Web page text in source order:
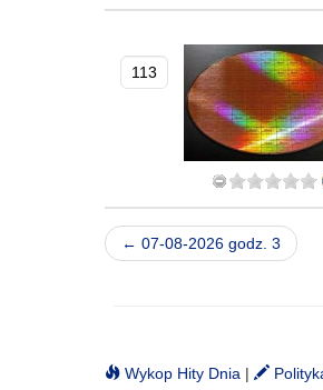
113
← 07-08-2026 godz. 3
Wykop Hity Dnia |